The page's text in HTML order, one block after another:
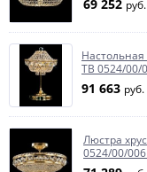
69 252 руб.
TB 0524/00/
91 663 руб.
Люстра
0524/00/